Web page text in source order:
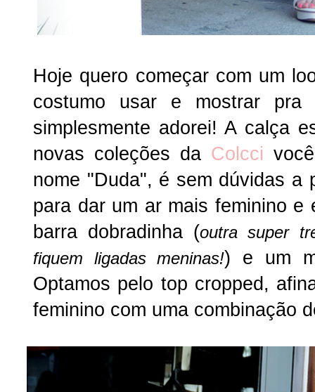
Hoje quero começar com um
costumo usar e mostrar
simplesmente adorei! A calça
novas coleções da Colcci
nome "Duda", é sem dúvidas a
para dar um ar mais feminino e
barra dobradinha (outra super
fiquem ligadas meninas!) e um
Optamos pelo top cropped,
feminino com uma combinação